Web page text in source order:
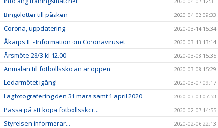
Bingolotter till påsken 2020-04-02 09:33
Corona, uppdatering 2020-03-14 15:34
Åkarps IF - Information om Coronaviruset 2020-03-13 13:14
Årsmöte 28/3 kl 12.00 2020-03-08 15:35
Anmälan till fotbollsskolan är öppen 2020-03-08 15:29
Ledarmötet igång! 2020-03-07 09:17
Lagfotografering den 31 mars samt 1 april 2020 2020-03-03 07:53
Passa på att köpa fotbollsskor... 2020-02-07 14:55
Styrelsen informerar... 2020-02-06 22:13